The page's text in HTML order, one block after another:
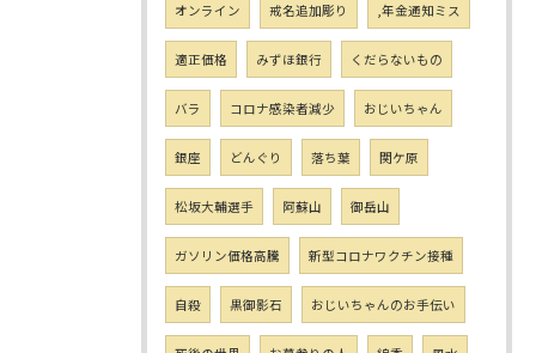
オンライン 戒名追加彫り ,年金通知ミス
適正価格 みずほ銀行 くだらないもの
バラ コロナ感染者減少 おじいちゃん
銀座 どんぐり 落ち葉 関ケ原
松坂大輔選手 阿蘇山 御岳山
ガソリン価格高騰 新型コロナワクチン接種
自殺 黒御影石 おじいちゃんのお手伝い